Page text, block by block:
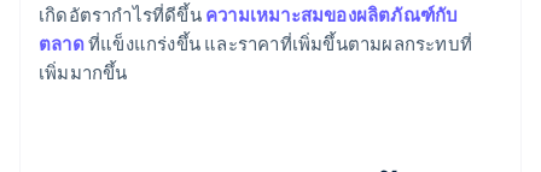
เกิดอัตรากำไรที่ดีขึ้น ความเหมาะสมของผลิตภัณฑ์กับ
ตลาดที่แข็งแกร่งขึ้น และราคาที่เพิ่มขึ้นตามผลกระทบที่
เพิ่มมากขึ้น